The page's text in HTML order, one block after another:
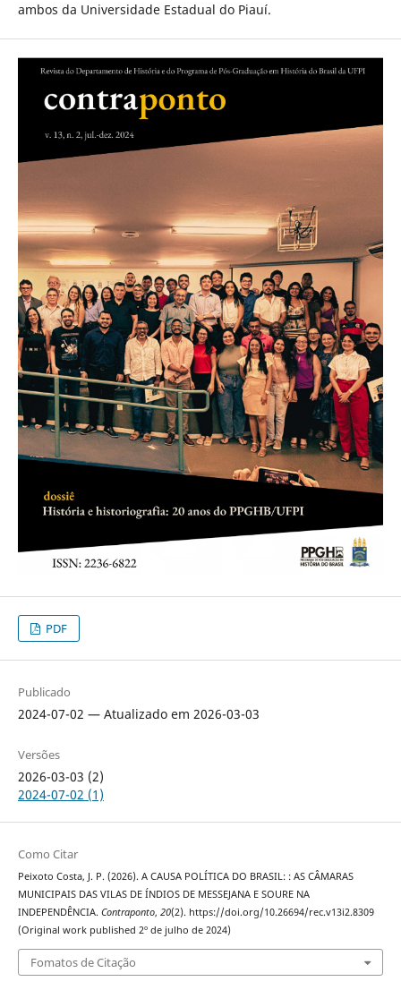
ambos da Universidade Estadual do Piauí.
PDF
Publicado
2024-07-02 — Atualizado em 2026-03-03
Versões
2026-03-03 (2)
2024-07-02 (1)
Como Citar
Peixoto Costa, J. P. (2026). A CAUSA POLÍTICA DO BRASIL: : AS CÂMARAS
MUNICIPAIS DAS VILAS DE ÍNDIOS DE MESSEJANA E SOURE NA
INDEPENDÊNCIA. Contraponto, 20(2). https://doi.org/10.26694/rec.v13i2.8309
(Original work published 2º de julho de 2024)
Fomatos de Citação